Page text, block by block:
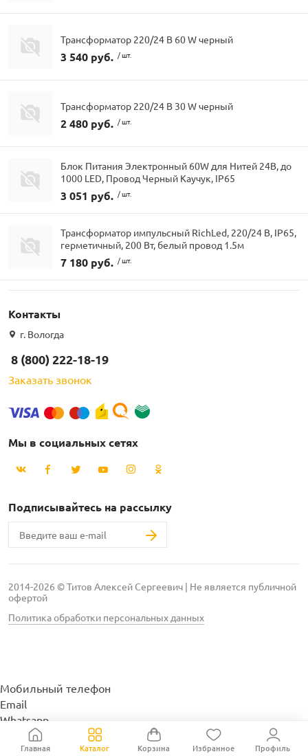
Трансформатор 220/24 В 60 W черный
3 540 руб. / шт.
Трансформатор 220/24 В 30 W черный
2 480 руб. / шт.
Блок Питания Электронный 60W для Нитей 24В, до
1000 LED, Провод Черный Каучук, IP65
3 051 руб. / шт.
Трансформатор импульсный RichLed, 220/24 В, IP65,
герметичный, 200 Вт, белый провод 1.5м
7 180 руб. / шт.
Главная Каталог Корзина Избранное Профиль
Контакты
г. Вологда
8 (800) 222-18-19
Заказать звонок
Мы в социальных сетях
Подписывайтесь на рассылку
2014-2026 © Титов Алексей Сергеевич | Не является публичной
офертой
Политика обработки персональных данных
Мобильный телефон
Email
Whatsapp
Whatsapp
Telegram